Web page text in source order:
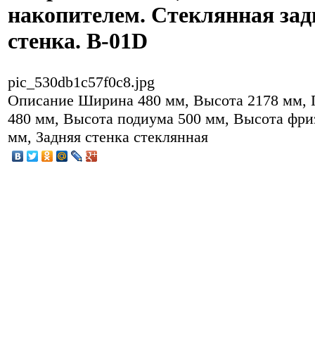
накопителем. Стеклянная
стенка. B-01D
pic_530db1c57f0c8.jpg
Описание Ширина 480 мм, Высота 2178 мм,
480 мм, Высота подиума 500 мм, Высота
мм, Задняя стенка стеклянная